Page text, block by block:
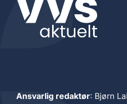
Ansvarlig redaktør: Bjørn